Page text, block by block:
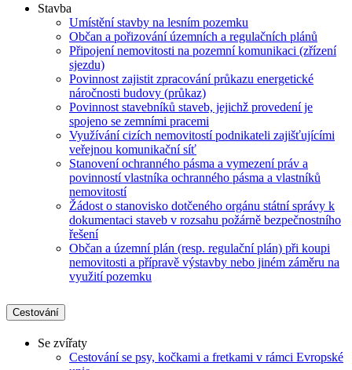
Stavba
Umístění stavby na lesním pozemku
Občan a pořizování územních a regulačních plánů
Připojení nemovitosti na pozemní komunikaci (zřízení
sjezdu)
Povinnost zajistit zpracování průkazu energetické
náročnosti budovy (průkaz)
Povinnost stavebníků staveb, jejichž provedení je
spojeno se zemními pracemi
Využívání cizích nemovitostí podnikateli zajišťujícími
veřejnou komunikační síť
Stanovení ochranného pásma a vymezení práv a
povinností vlastníka ochranného pásma a vlastníků
nemovitostí
Žádost o stanovisko dotčeného orgánu státní správy k
dokumentaci staveb v rozsahu požárně bezpečnostního
řešení
Občan a územní plán (resp. regulační plán) při koupi
nemovitosti a přípravě výstavby nebo jiném záměru na
využití pozemku
Cestování
Se zvířaty
Cestování se psy, kočkami a fretkami v rámci Evropské